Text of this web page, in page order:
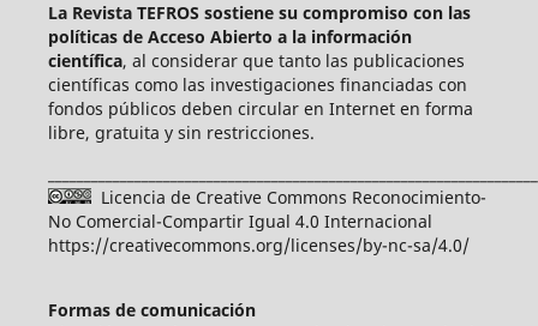
La Revista TEFROS sostiene su compromiso con las
políticas de Acceso Abierto a la información
científica, al considerar que tanto las publicaciones
científicas como las investigaciones financiadas con
fondos públicos deben circular en Internet en forma
libre, gratuita y sin restricciones.
Licencia de Creative Commons Reconocimiento-
No Comercial-Compartir Igual 4.0 Internacional
https://creativecommons.org/licenses/by-nc-sa/4.0/
Formas de comunicación